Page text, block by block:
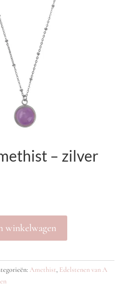
– zilver
winkelwagen
Amethist, Edelstenen van A